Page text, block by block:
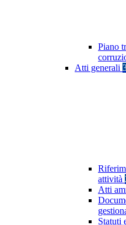
Piano
Atti generali
attività
Atti
Statuti